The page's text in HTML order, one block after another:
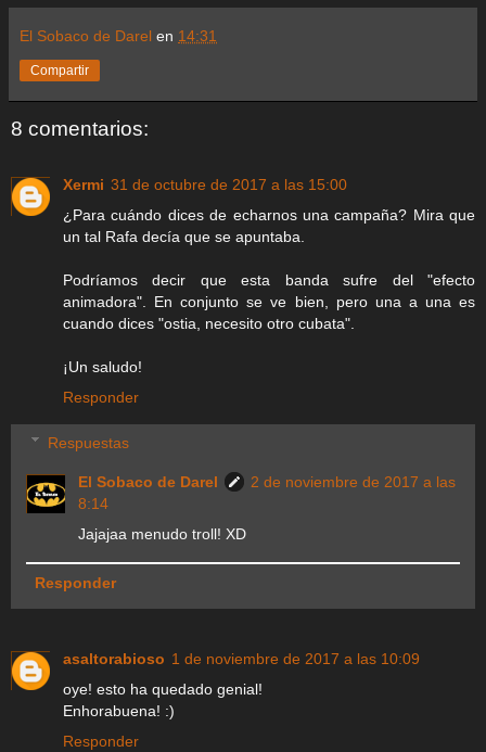
El Sobaco de Darel en 14:31
Compartir
8 comentarios:
Xermi 31 de octubre de 2017 a las 15:00
¿Para cuándo dices de echarnos una campaña? Mira que
un tal Rafa decía que se apuntaba.
Podríamos decir que esta banda sufre del "efecto
animadora". En conjunto se ve bien, pero una a una es
cuando dices "ostia, necesito otro cubata".
¡Un saludo!
Responder
Respuestas
El Sobaco de Darel
2 de noviembre de 2017 a las
8:14
Jajajaa menudo troll! XD
Responder
asaltorabioso 1 de noviembre de 2017 a las 10:09
oye! esto ha quedado genial!
Enhorabuena! :)
Responder